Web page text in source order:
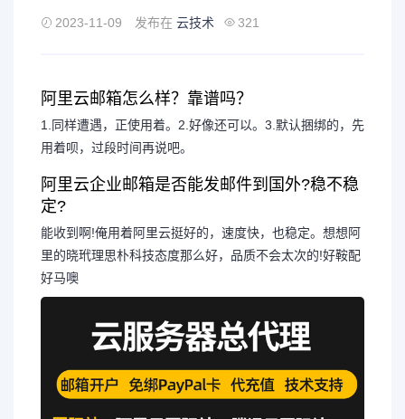
2023-11-09 发布在 云技术 321
阿里云邮箱怎么样？靠谱吗？
1.同样遭遇，正使用着。2.好像还可以。3.默认捆绑的，先
用着呗，过段时间再说吧。
阿里云企业邮箱是否能发邮件到国外?稳不稳
定?
能收到啊!俺用着阿里云挺好的，速度快，也稳定。想想阿
里的晓玳理思朴科技态度那么好，品质不会太次的!好鞍配
好马噢